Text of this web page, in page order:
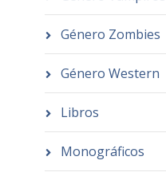
Género Zombies
Género Western
Libros
Monográficos